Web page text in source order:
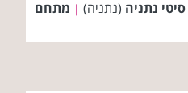
נתניה (נתניה) | מתחם